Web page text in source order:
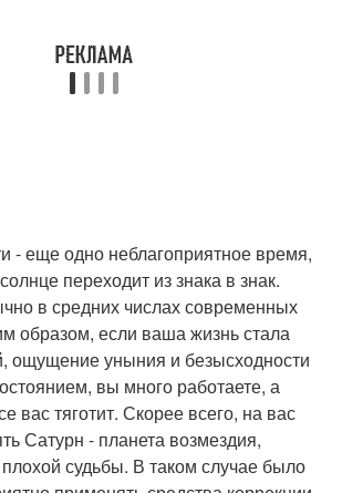
- еще одно неблагоприятное время,
переходит из знака в знак.
в средних числах современных
образом, если ваша жизнь стала
ощущение уныния и безысходности
вы много работаете, а
вас тяготит. Скорее всего, на вас
Сатурн - планета возмездия,
судьбы. В таком случае было